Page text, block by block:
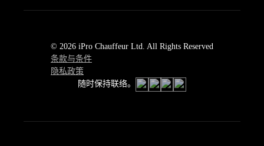
© 2026 iPro Chauffeur Ltd. All Rights Reserved
条款与条件
隐私政策
随时保持联络。